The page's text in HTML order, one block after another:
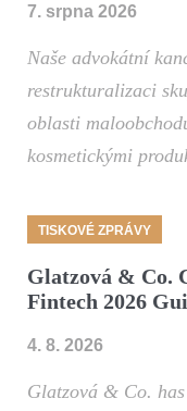
7. srpna 2026
Naše advokátní
restrukturalizaci
oblasti
kosmetickými
TISKOVÉ ZPRÁVY
Glatzová & Co.
Fintech 2026
4. 8. 2026
Glatzová & Co.